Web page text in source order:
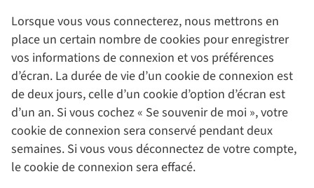
Lorsque vous vous connecterez, nous mettrons en
place un certain nombre de cookies pour enregistrer
vos informations de connexion et vos préférences
d’écran. La durée de vie d’un cookie de connexion est
de deux jours, celle d’un cookie d’option d’écran est
d’un an. Si vous cochez « Se souvenir de moi », votre
cookie de connexion sera conservé pendant deux
semaines. Si vous vous déconnectez de votre compte,
le cookie de connexion sera effacé.